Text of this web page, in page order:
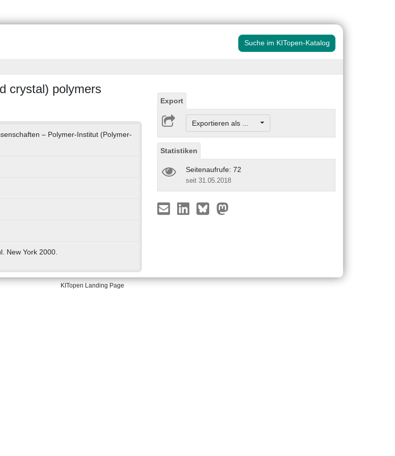
Suche im KITopen-Katalog
crystal) polymers
– Polymer-Institut (Polymer-
New York 2000.
Export
Exportieren als ...
Statistiken
Seitenaufrufe: 72
seit 31.05.2018
KITopen Landing Page